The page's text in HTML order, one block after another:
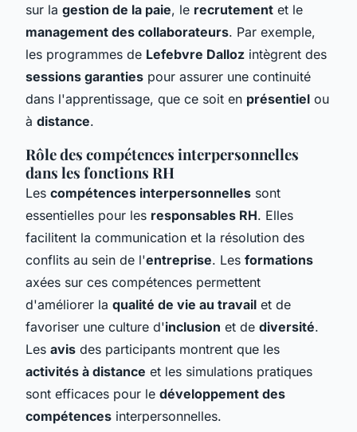
sur la gestion de la paie, le recrutement et le
management des collaborateurs. Par exemple,
les programmes de Lefebvre Dalloz intègrent des
sessions garanties pour assurer une continuité
dans l'apprentissage, que ce soit en présentiel ou
à distance.
Rôle des compétences interpersonnelles
dans les fonctions RH
Les compétences interpersonnelles sont
essentielles pour les responsables RH. Elles
facilitent la communication et la résolution des
conflits au sein de l'entreprise. Les formations
axées sur ces compétences permettent
d'améliorer la qualité de vie au travail et de
favoriser une culture d'inclusion et de diversité.
Les avis des participants montrent que les
activités à distance et les simulations pratiques
sont efficaces pour le développement des
compétences interpersonnelles.